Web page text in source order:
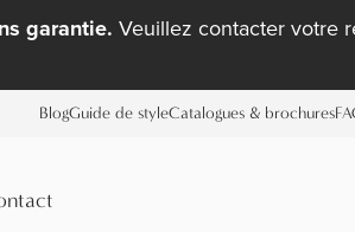
garantie. Veuillez contacter votre
BlogGuide de styleCatalogues & brochures